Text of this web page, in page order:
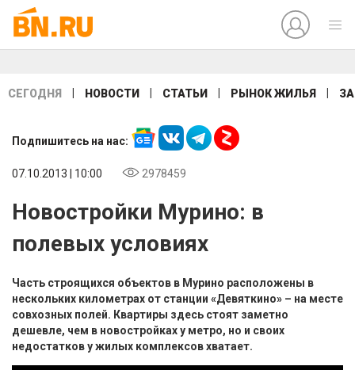
СЕГОДНЯ НОВОСТИ СТАТЬИ РЫНОК ЖИЛЬЯ
Подпишитесь на нас:
07.10.2013 | 10:00 2978459
Новостройки Мурино: в
полевых условиях
Часть строящихся объектов в Мурино расположены в
нескольких километрах от станции «Девяткино» – на месте
совхозных полей. Квартиры здесь стоят заметно
дешевле, чем в новостройках у метро, но и своих
недостатков у жилых комплексов хватает.